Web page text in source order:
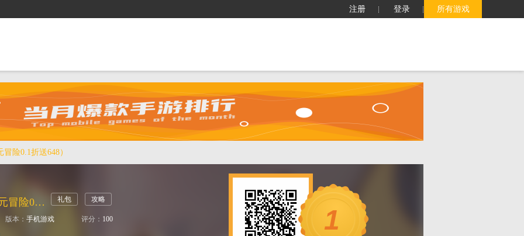
所有游戏
登录
注册
搜索
险0.1折送648）
号令天下2（次元冒险0.1折送648） 礼包 攻略
版本： 手机游戏 评分： 100 1